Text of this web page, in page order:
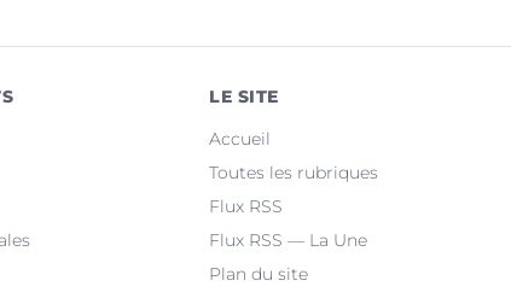
LE SITE
Accueil
Toutes les rubriques
Flux RSS
Flux RSS — La Une
Plan du site